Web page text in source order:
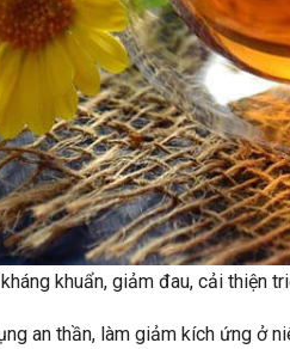
khuẩn, giảm đau, cải thiện
an thần, làm giảm kích ứng ở